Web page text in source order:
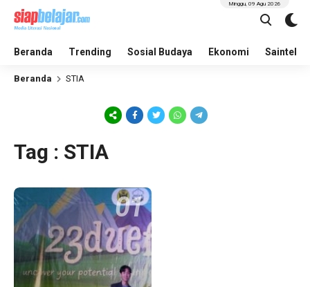
Beranda Trending Sosial Budaya Ekonomi Saintek
Minggu, 09 Agu 2026
Beranda STIA
Tag : STIA